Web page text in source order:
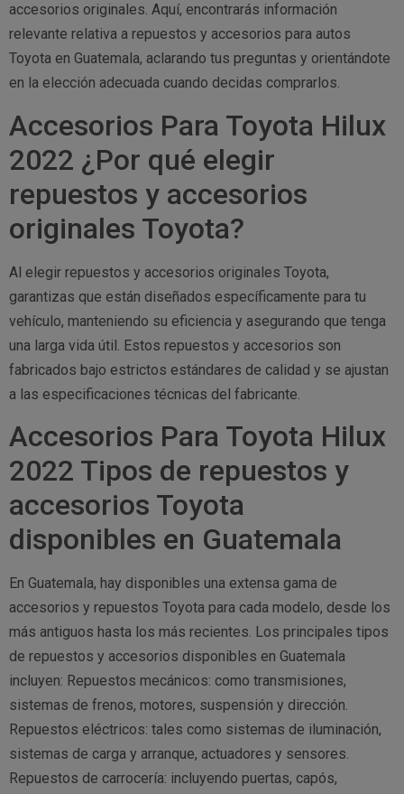
accesorios originales. Aquí, encontrarás información
relevante relativa a repuestos y accesorios para autos
Toyota en Guatemala, aclarando tus preguntas y orientándote
en la elección adecuada cuando decidas comprarlos.
Accesorios Para Toyota Hilux
2022 ¿Por qué elegir
repuestos y accesorios
originales Toyota?
Al elegir repuestos y accesorios originales Toyota,
garantizas que están diseñados específicamente para tu
vehículo, manteniendo su eficiencia y asegurando que tenga
una larga vida útil. Estos repuestos y accesorios son
fabricados bajo estrictos estándares de calidad y se ajustan
a las especificaciones técnicas del fabricante.
Accesorios Para Toyota Hilux
2022 Tipos de repuestos y
accesorios Toyota
disponibles en Guatemala
En Guatemala, hay disponibles una extensa gama de
accesorios y repuestos Toyota para cada modelo, desde los
más antiguos hasta los más recientes. Los principales tipos
de repuestos y accesorios disponibles en Guatemala
incluyen: Repuestos mecánicos: como transmisiones,
sistemas de frenos, motores, suspensión y dirección.
Repuestos eléctricos: tales como sistemas de iluminación,
sistemas de carga y arranque, actuadores y sensores.
Repuestos de carrocería: incluyendo puertas, capós,